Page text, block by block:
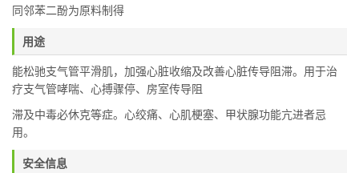
同邻苯二酚为原料制得
用途
能松驰支气管平滑肌，加强心脏收缩及改善心脏传导阻滞。用于治
疗支气管哮喘、心搏骤停、房室传导阻
滞及中毒必休克等症。心绞痛、心肌梗塞、甲状腺功能亢进者忌
用。
安全信息